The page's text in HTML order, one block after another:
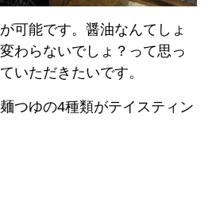
可能です。醤油なんてしょ
わらないでしょ？って思っ
いただきたいです。
つゆの4種類がテイスティン